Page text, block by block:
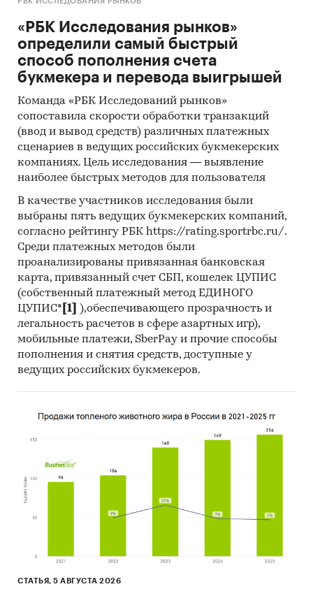
«РБК Исследования рынков»
определили самый быстрый
способ пополнения счета
букмекера и перевода выигрышей
Команда «РБК Исследований рынков»
сопоставила скорости обработки транзакций
(ввод и вывод средств) различных платежных
сценариев в ведущих российских букмекерских
компаниях. Цель исследования — выявление
наиболее быстрых методов для пользователя
В качестве участников исследования были
выбраны пять ведущих букмекерских компаний,
согласно рейтингу РБК https://rating.sportrbc.ru/.
Среди платежных методов были
проанализированы привязанная банковская
карта, привязанный счет СБП, кошелек ЦУПИС
(собственный платежный метод ЕДИНОГО
ЦУПИС* [1]
),обеспечивающего прозрачность и
легальность расчетов в сфере азартных игр),
мобильные платежи, SberPay и прочие способы
пополнения и снятия средств, доступные у
ведущих российских букмекеров.
СТАТЬЯ, 5 АВГУСТА 2026